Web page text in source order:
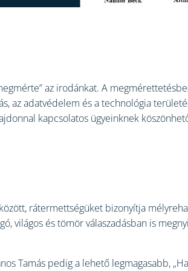
az irodánkat. A
az adatvédelem és a technológia
kapcsolatos ügyeinknek
rátermettségüket bizonyítja
világos és tömör válaszadásban is
Tamás pedig a lehető legmagasabb,